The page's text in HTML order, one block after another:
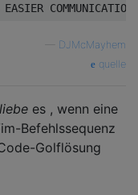
DJMcMayhem
quelle
liebe es , wenn eine
Befehlssequenz
Golflösung